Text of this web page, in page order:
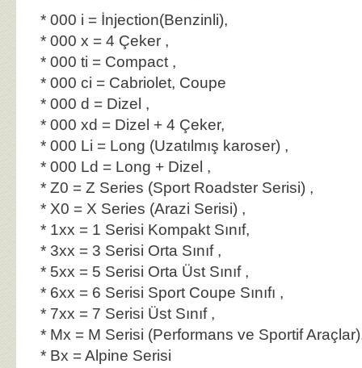
* 000 i = İnjection(Benzinli),
* 000 x = 4 Çeker ,
* 000 ti = Compact ,
* 000 ci = Cabriolet, Coupe
* 000 d = Dizel ,
* 000 xd = Dizel + 4 Çeker,
* 000 Li = Long (Uzatılmış karoser) ,
* 000 Ld = Long + Dizel ,
* Z0 = Z Series (Sport Roadster Serisi) ,
* X0 = X Series (Arazi Serisi) ,
* 1xx = 1 Serisi Kompakt Sınıf,
* 3xx = 3 Serisi Orta Sınıf ,
* 5xx = 5 Serisi Orta Üst Sınıf ,
* 6xx = 6 Serisi Sport Coupe Sınıfı ,
* 7xx = 7 Serisi Üst Sınıf ,
* Mx = M Serisi (Performans ve Sportif
* Bx = Alpine Serisi